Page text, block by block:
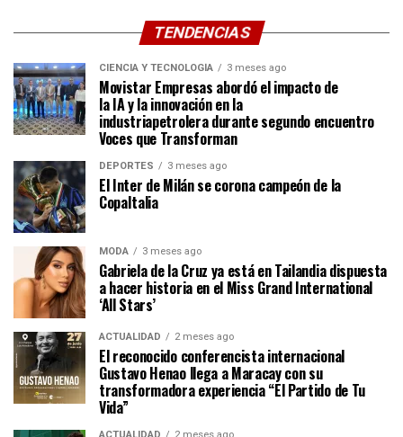
TENDENCIAS
CIENCIA Y TECNOLOGÍA 3 meses ago
Movistar Empresas abordó el impacto de
la IA y la innovación en la
industriapetrolera durante segundo encuentro
Voces que Transforman
DEPORTES 3 meses ago
El Inter de Milán se corona campeón de la
CopaItalia
MODA 3 meses ago
Gabriela de la Cruz ya está en Tailandia dispuesta
a hacer historia en el Miss Grand International
‘All Stars’
ACTUALIDAD 2 meses ago
El reconocido conferencista internacional
Gustavo Henao llega a Maracay con su
transformadora experiencia “El Partido de Tu
Vida”